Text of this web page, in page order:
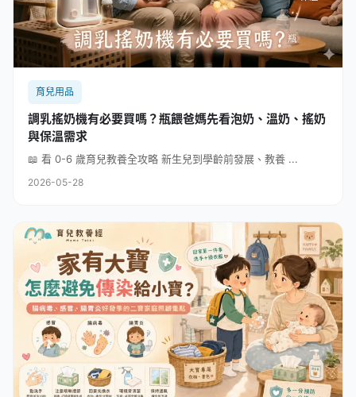
育兒用品
調乳搖奶機有必要買嗎？瓶餵爸媽先看泡奶、溫奶、搖奶
與保溫需求
📖 看 0-6 歲育兒教養全攻略 新生兒到學齡前發展、教養 ...
2026-05-28